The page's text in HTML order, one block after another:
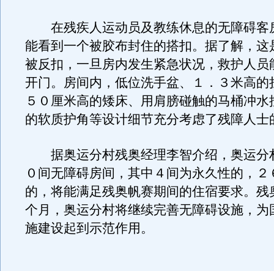
在残疾人运动员及教练休息的无障碍客
能看到一个被胶布封住的搭扣。据了解，这
被反扣，一旦房内发生紧急状况，救护人员
开门。房间内，低位洗手盆、１．３米高的
５０厘米高的矮床、用肩膀碰触的马桶冲
的软质护角等设计细节充分考虑了残障人士
据奥运分村残奥经理李智介绍，奥运分
０间无障碍房间，其中４间为永久性的，
的，将能满足残奥帆赛期间的住宿要求。残
个月，奥运分村将继续完善无障碍设施，为
施建设起到示范作用。